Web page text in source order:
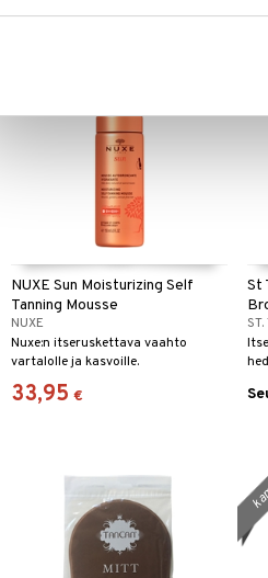
NUXE Sun Moisturizing Self
Tanning Mousse
NUXE
Nuxe:n itseruskettava vaahto
vartalolle ja kasvoille.
33,95 €
St